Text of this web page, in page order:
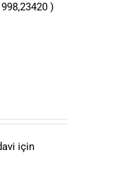
)
için